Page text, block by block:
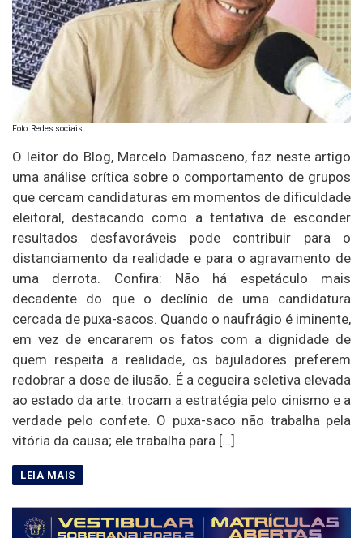
Foto: Redes sociais
O leitor do Blog, Marcelo Damasceno, faz neste artigo
uma análise crítica sobre o comportamento de grupos
que cercam candidaturas em momentos de dificuldade
eleitoral, destacando como a tentativa de esconder
resultados desfavoráveis pode contribuir para o
distanciamento da realidade e para o agravamento de
uma derrota. Confira: Não há espetáculo mais
decadente do que o declínio de uma candidatura
cercada de puxa-sacos. Quando o naufrágio é iminente,
em vez de encararem os fatos com a dignidade de
quem respeita a realidade, os bajuladores preferem
redobrar a dose de ilusão. É a cegueira seletiva elevada
ao estado da arte: trocam a estratégia pelo cinismo e a
verdade pelo confete. O puxa-saco não trabalha pela
vitória da causa; ele trabalha para […]